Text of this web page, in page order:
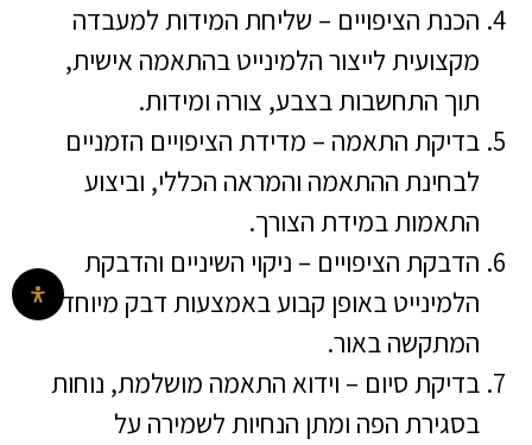
הכנת הציפויים – שליחת המידות למעבדה
מקצועית לייצור הלמינייט בהתאמה אישית,
תוך התחשבות בצבע, צורה ומידות.
בדיקת התאמה – מדידת הציפויים הזמניים
לבחינת ההתאמה והמראה הכללי, וביצוע
התאמות במידת הצורך.
הדבקת הציפויים – ניקוי השיניים והדבקת
הלמינייט באופן קבוע באמצעות דבק מיוחד
המתקשה באור.
בדיקת סיום – וידוא התאמה מושלמת, נוחות
בסגירת הפה ומתן הנחיות לשמירה על